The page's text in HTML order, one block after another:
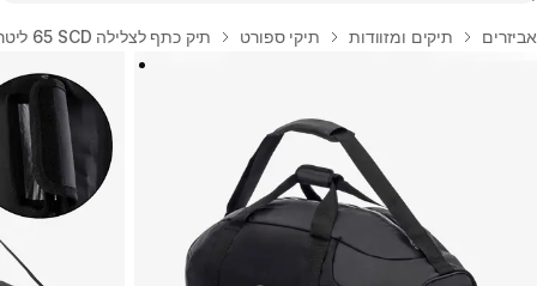
בית
אביזרים תיקים ומזוודות תיקי ספורט תיק כתף לצלילה SCD ‏65 ליטר – שחור ולבן